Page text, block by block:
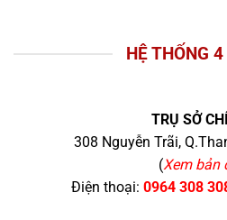
HỆ THỐNG
TRỤ SỞ
308 Nguyễn Trãi,
(Xem bản
Điện thoại: 0964 308